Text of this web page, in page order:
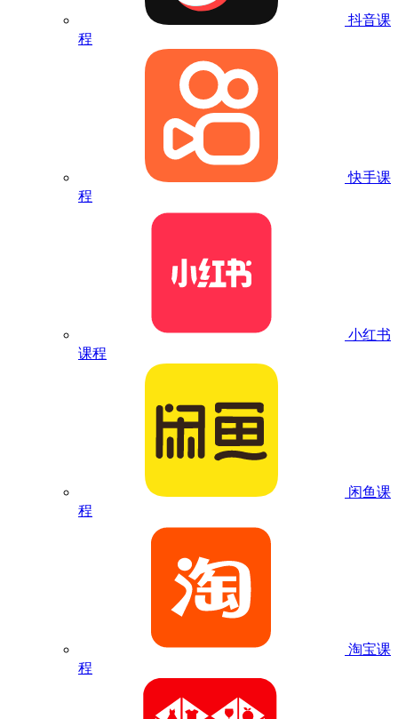
抖音课
程
快手课
程
小红书
课程
闲鱼课
程
淘宝课
程